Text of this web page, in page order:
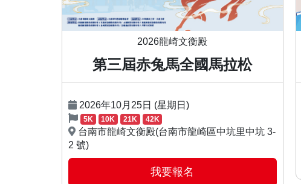
2026龍崎文衡殿
第三屆赤兔馬全國馬拉松
2026年10月25日 (星期日)
5K 10K 21K 42K
台南市龍崎文衡殿(台南市龍崎區中坑里中坑 3-
2 號)
我要報名